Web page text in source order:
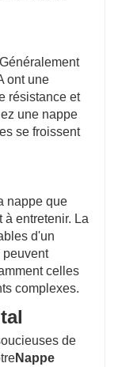
Généralement
ont une
résistance et
une nappe
se froissent
nappe que
à entretenir. La
d'un
peuvent
celles
complexes.
de
Nappe